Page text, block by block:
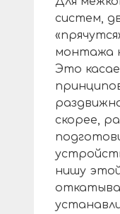
систем,
монтажа
Это
скорее,
нишу